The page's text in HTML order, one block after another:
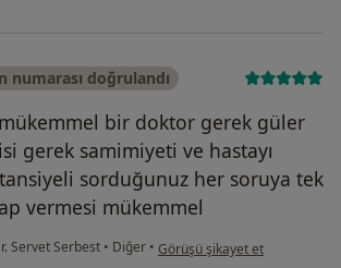
numarası doğrulandı
bir doktor gerek güler
gerek samimiyeti ve hastayı
sorduğunuz her soruya tek
vermesi mükemmel
Servet Serbest • Diğer • kullanıcının görüşüne göre
Görüşü şikayet et